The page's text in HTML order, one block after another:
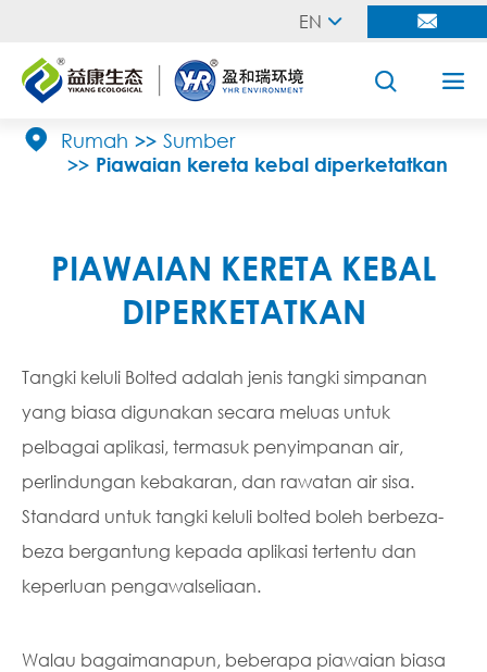
EN  
 
 Rumah
Sumber
Piawaian kereta kebal diperketatkan
PIAWAIAN KERETA KEBAL
DIPERKETATKAN
Tangki keluli Bolted adalah jenis tangki simpanan
yang biasa digunakan secara meluas untuk
pelbagai aplikasi, termasuk penyimpanan air,
perlindungan kebakaran, dan rawatan air sisa.
Standard untuk tangki keluli bolted boleh berbeza-
beza bergantung kepada aplikasi tertentu dan
keperluan pengawalseliaan.
Walau bagaimanapun, beberapa piawaian biasa